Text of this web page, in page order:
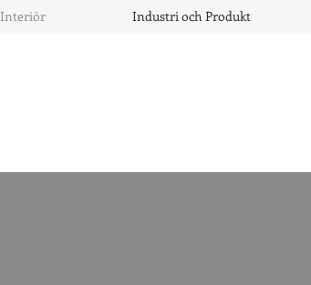
Interiör Industri och Produkt